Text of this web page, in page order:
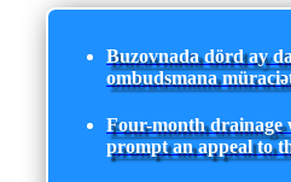
Buzovnada dörd ay
ombudsmana
Four-month drainage
prompt an appeal to